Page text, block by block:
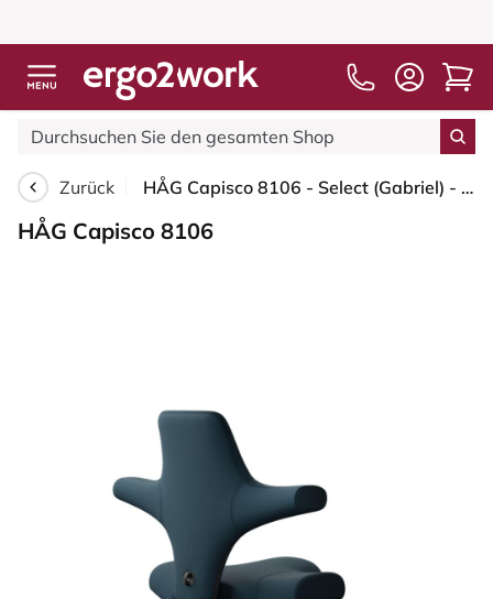
Zurück HÅG Capisco 8106 - Select (Gabriel) - Wolle / Polyamid - SC66194 - Blue - Schwarz - 265 mm (Sitzhöhe 53-79cm) - Weiche Rollen für harte Böden
HÅG Capisco 8106